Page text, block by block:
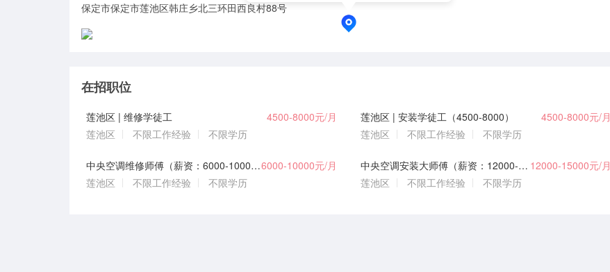
保定市保定市莲池区韩庄乡北三环田西良村88号
在招职位
莲池区 | 维修学徒工
4500-8000元/月
莲池区
不限工作经验 不限学历
莲池区 | 安装学徒工（4500-8000）
4500-8000元/月
莲池区
不限工作经验 不限学历
中央空调维修师傅（薪资：6000-10000）6000-10000元/月
莲池区
不限工作经验 不限学历
中央空调安装大师傅（薪资：12000-15000元）提供 12000-15000元/月
莲池区
不限工作经验 不限学历